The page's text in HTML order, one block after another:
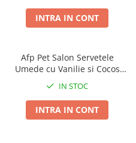
Lapte pentru Caini
Educare si Dresaj
Lese, zgarzi si hamuri
Litiere si Accesorii
Nisip, Silicat si Asternuturi
Genti, Custi Transport
Fantani si Adapatoare
Antiparazitare
Jucarii Pisici
INTRA IN CONT
Afp Pet Salon Servetele
Umede cu Vanilie si Cocos
IN STOC
INTRA IN CONT